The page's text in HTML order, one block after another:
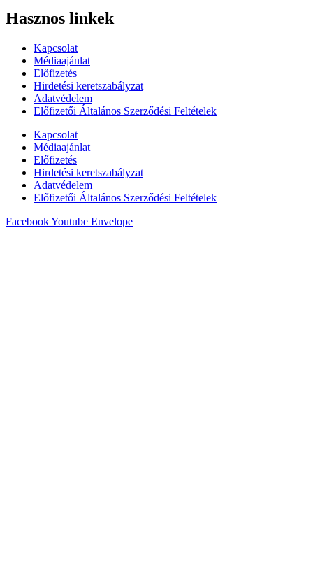
Hasznos linkek
Kapcsolat
Médiaajánlat
Előfizetés
Hirdetési keretszabályzat
Adatvédelem
Előfizetői Általános Szerződési Feltételek
Kapcsolat
Médiaajánlat
Előfizetés
Hirdetési keretszabályzat
Adatvédelem
Előfizetői Általános Szerződési Feltételek
FacebookYoutube Envelope